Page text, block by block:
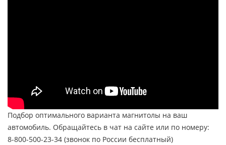
Подбор оптимального варианта магнитолы на ваш
автомобиль. Обращайтесь в чат на сайте или по номеру:
8-800-500-23-34 (звонок по России бесплатный)